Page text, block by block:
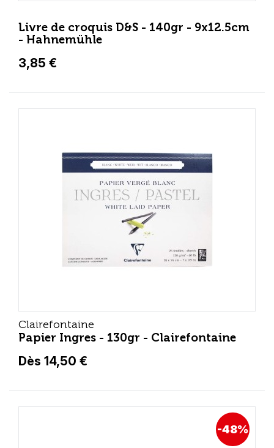
Livre de croquis D&S - 140gr - 9x12.5cm
- Hahnemühle
3,85 €
Clairefontaine
Papier Ingres - 130gr - Clairefontaine
Dès 14,50 €
-48%